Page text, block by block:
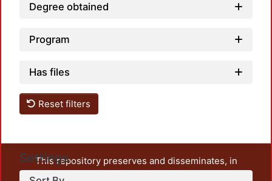
Degree obtained
Program
Has files
Reset filters
Settings
This repository preserves and disseminates, in
unrestricted open access, the teaching and research